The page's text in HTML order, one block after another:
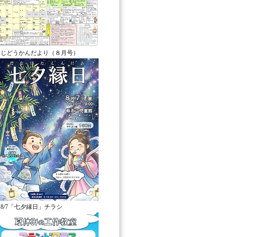
じどうかんだより（８月号）
8/7「七夕縁日」チラシ